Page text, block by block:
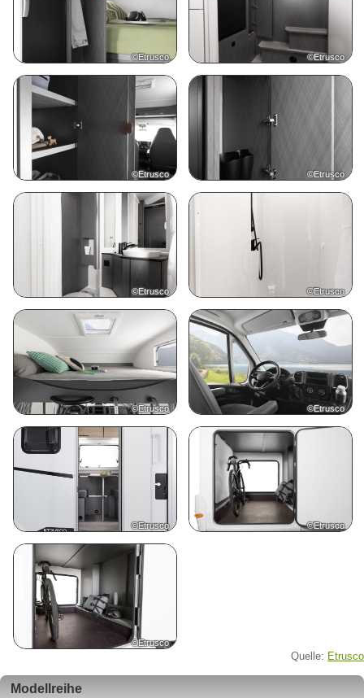
©Etrusco ©Etrusco
©Etrusco ©Etrusco
©Etrusco ©Etrusco
©Etrusco ©Etrusco
©Etrusco ©Etrusco
©Etrusco
Quelle: Etrusco
Modellreihe